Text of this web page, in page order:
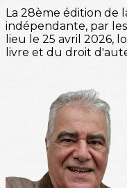
La 28ème édition de
indépendante, par
lieu le 25 avril 2026,
livre et du droit